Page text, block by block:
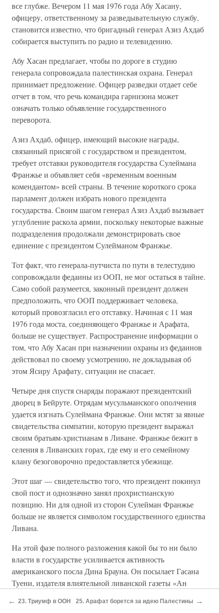
все глубже. Вечером 11 мая 1976 года Абу Хасану,
офицеру, ответственному за разведывательную службу,
становится известно, что бригадный генерал Азиз Ахдаб
собирается выступить по радио и телевидению.
Абу Хасан предлагает, чтобы по дороге в студию
генерала сопровождала палестинская охрана. Генерал
принимает предложение. Офицер разведки отдает себе
отчет в том, что речь командира гарнизона может
означать только объявление государственного
переворота.
Азиз Ахдаб, офицер, имеющий высокие награды,
связанный присягой с государством и президентом,
требует отставки руководителя государства Сулеймана
Франжье и объявляет себя «временным военным
комендантом» всей страны. В течение короткого срока
парламент должен избрать нового президента
государства. Своим шагом генерал Азиз Ахдаб вызывает
углубление раскола армии, поскольку некоторые важные
подразделения продолжали демонстрировать свое
единение с президентом Сулейманом Франжье.
Тот факт, что генерала-путчиста по пути в телестудию
сопровождали федаины из ООП, не мог остаться в тайне.
Само собой разумеется, законный президент должен
предположить, что ООП поддерживает человека,
который провозгласил его отставку. Начиная с 11 мая
1976 года моста, соединяющего Франжье и Арафата,
больше не существует. Распространение информации о
том, что Абу Хасан при назначении охраны из федаинов
действовал по своему усмотрению, не докладывая об
этом Ясиру Арафату, ситуации не спасает.
Четыре дня спустя снаряды поражают президентский
дворец в Бейруте. Отрядам мусульманского ополчения
удается изгнать Сулеймана Франжье. Они мстят за явные
свидетельства симпатии, которую президент выражал
своим братьям-христианам в Ливане. Франжье бежит в
селения в Ливанских горах, где ему и его семейному
клану безоговорочно предоставляется убежище.
Этот шаг — свидетельство того, что президент покинул
свой пост и однозначно занял прохристианскую
позицию. Ни для одной из сторон Сулейман Франжье
больше не является символом государственного единства
Ливана.
На этой фазе полного разложения какой бы то ни было
власти в государстве усиливается активность
американского посла Дина Брауна. Он посылает Гасана
Туени, издателя влиятельной ливанской газеты «Ан
выяснить, готова ли и в состоянии ли палестинская
← 23. Триумф в ООН 25. Арафат борется за идею Палестины →